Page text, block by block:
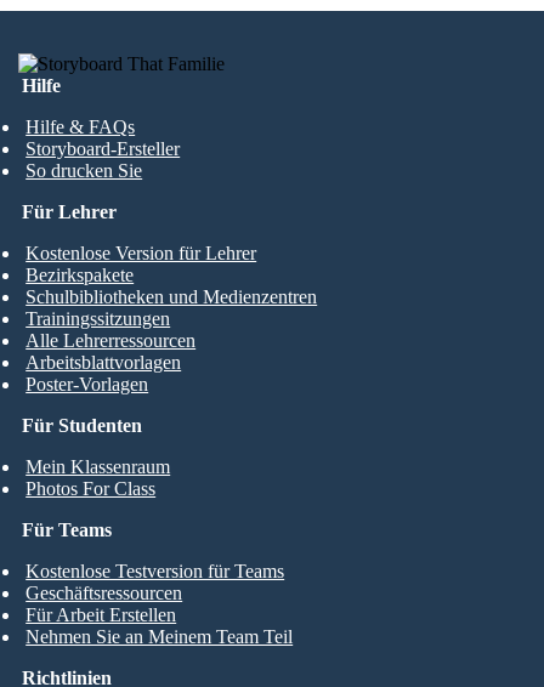
Hilfe
Hilfe & FAQs
Storyboard-Ersteller
So drucken Sie
Für Studenten
Mein Klassenraum
Photos For Class
Für Lehrer
Kostenlose Version für Lehrer
Bezirkspakete
Schulbibliotheken und Medienzentren
Trainingssitzungen
Alle Lehrerressourcen
Arbeitsblattvorlagen
Poster-Vorlagen
Für Teams
Kostenlose Testversion für Teams
Geschäftsressourcen
Für Arbeit Erstellen
Nehmen Sie an Meinem Team Teil
Richtlinien